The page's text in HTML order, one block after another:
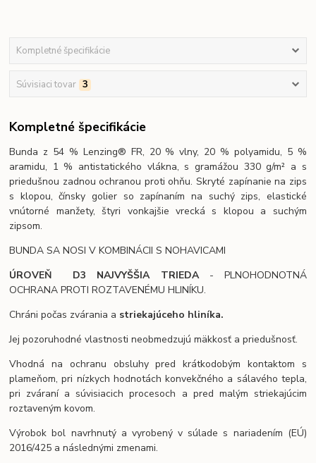
Kompletné špecifikácie
Súvisiaci tovar 3
Kompletné špecifikácie
Bunda z 54 % Lenzing® FR, 20 % vlny, 20 % polyamidu, 5 %
aramidu, 1 % antistatického vlákna, s gramážou 330 g/m² a s
priedušnou zadnou ochranou proti ohňu. Skryté zapínanie na zips
s klopou, čínsky golier so zapínaním na suchý zips, elastické
vnútorné manžety, štyri vonkajšie vrecká s klopou a suchým
zipsom.
BUNDA SA NOSI V KOMBINÁCII S NOHAVICAMI
ÚROVEŇ D3 NAJVYŠŠIA TRIEDA- PLNOHODNOTNÁ
OCHRANA PROTI ROZTAVENÉMU HLINÍKU.
Chráni počas zvárania a striekajúceho hliníka.
Jej pozoruhodné vlastnosti neobmedzujú mäkkosť a priedušnosť.
Vhodná na ochranu obsluhy pred krátkodobým kontaktom s
plameňom, pri nízkych hodnotách konvekčného a sálavého tepla,
pri zváraní a súvisiacich procesoch a pred malým striekajúcim
roztaveným kovom.
Výrobok bol navrhnutý a vyrobený v súlade s nariadením (EÚ)
2016/425 a následnými zmenami.